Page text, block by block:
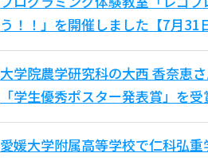
う！！」を開催しました【7月31
大学院農学研究科の大西 香奈恵
「学生優秀ポスター発表賞」を
愛媛大学附属高等学校で仁科弘